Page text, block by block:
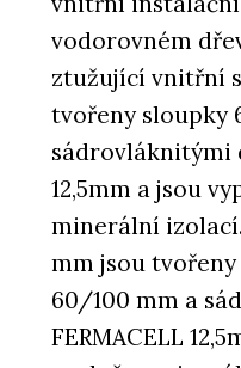
vodorovném
ztužující vnitřní
tvořeny sloupky
sádrovláknitými
12,5mm a jsou
minerální
mm jsou
60/100 mm a
FERMACELL